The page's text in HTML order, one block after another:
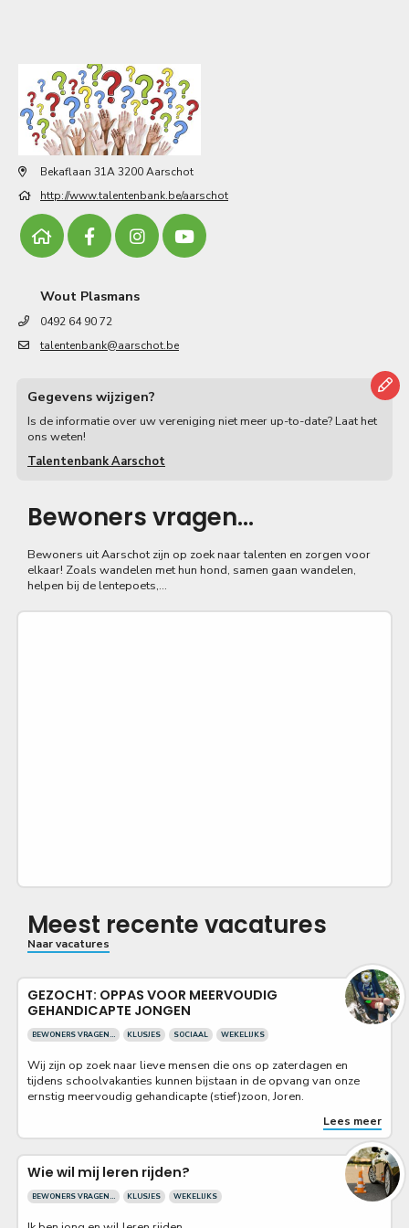
Bekaflaan 31A 3200 Aarschot
http://www.talentenbank.be/aarschot
Wout Plasmans
0492 64 90 72
talentenbank@aarschot.be
Gegevens wijzigen?
Is de informatie over uw vereniging niet meer up-to-date? Laat het
ons weten!
Talentenbank Aarschot
Bewoners vragen...
Bewoners uit Aarschot zijn op zoek naar talenten en zorgen voor
elkaar! Zoals wandelen met hun hond, samen gaan wandelen,
helpen bij de lentepoets,...
Meest recente vacatures
Naar vacatures
GEZOCHT: OPPAS VOOR MEERVOUDIG
GEHANDICAPTE JONGEN
BEWONERS VRAGEN... KLUSJES SOCIAAL WEKELIJKS
Wij zijn op zoek naar lieve mensen die ons op zaterdagen en
tijdens schoolvakanties kunnen bijstaan in de opvang van onze
ernstig meervoudig gehandicapte (stief)zoon, Joren.
Lees meer
Wie wil mij leren rijden?
BEWONERS VRAGEN... KLUSJES WEKELIJKS